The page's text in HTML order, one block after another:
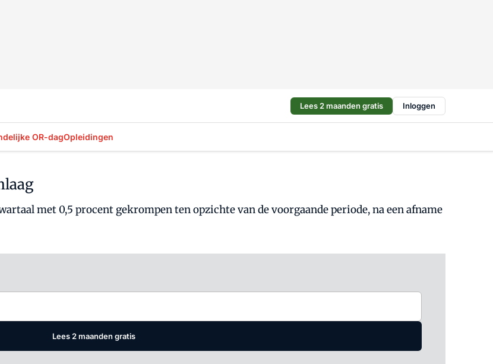
Lees 2 maanden gratis Inloggen
OR-dagOpleidingen
met 0,5 procent gekrompen ten opzichte van de voorgaande periode, na een afname
Lees 2 maanden gratis